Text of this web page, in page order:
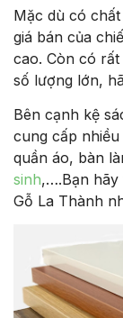
Mặc dù có
giá bán của
cao. Còn có
số lượng lớn,
Bên cạnh kệ
cung cấp
quần áo, bàn
sinh,….Bạn hãy
Gỗ La Thành